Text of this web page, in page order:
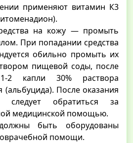
применяют витамин К3
на кожу — промыть
При попадании средства
обильно промыть их
пищевой соды, после
2 капли 30% раствора
(альбуцида). После оказания
обратиться за
медицинской помощью.
быть оборудованы
помощи.